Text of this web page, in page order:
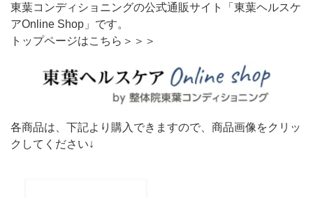
東葉コンディショニングの公式通販サイト「東葉ヘルスケ
アOnline Shop」です。
トップページはこちら＞＞＞
各商品は、下記より購入できますので、商品画像をクリッ
クしてください↓